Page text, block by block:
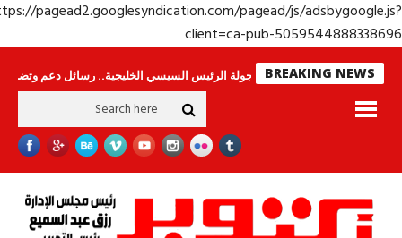
https://pagead2.googlesyndication.com/pagead/js/
client=ca-pub-
BREAKING NEWS
لا ينامون جولة الرئيس السيسي الخليجية.. رسائل دعم وتضامن للأشقاء